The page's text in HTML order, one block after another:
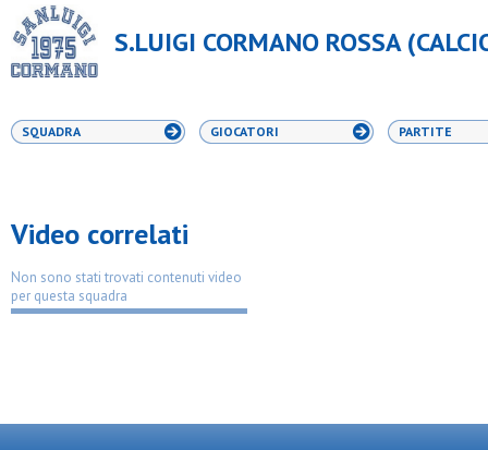
S.LUIGI CORMANO ROSSA
SQUADRA GIOCATORI PARTITE
Video correlati
Non sono stati trovati contenuti video
per questa squadra